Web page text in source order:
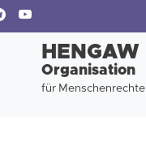
HENGAW
Organisation
für Menschenrechte